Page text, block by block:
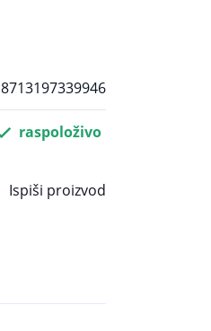
8713197339946
raspoloživo
Ispiši proizvod